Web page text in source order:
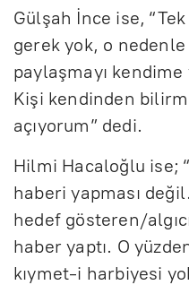
Gülşah İnce ise,
gerek yok, o nedenle
paylaşmayı kendime
Kişi kendinden
açıyorum” dedi.
Hilmi Hacaloğlu ise;
haberi yapması
hedef gösteren/
haber yaptı. O
kıymet-i harbiyesi